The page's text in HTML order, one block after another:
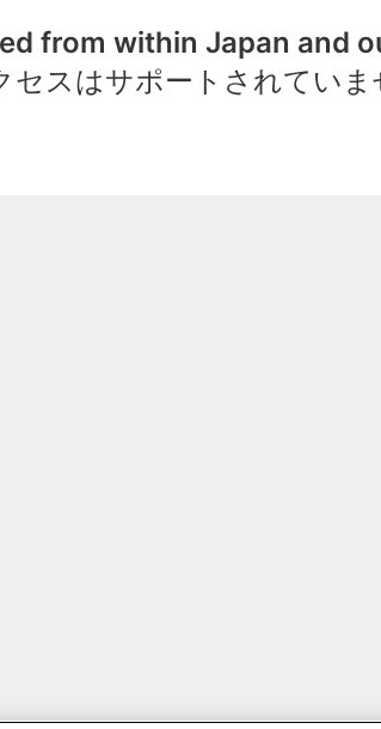
from within Japan and
スはサポートされていま